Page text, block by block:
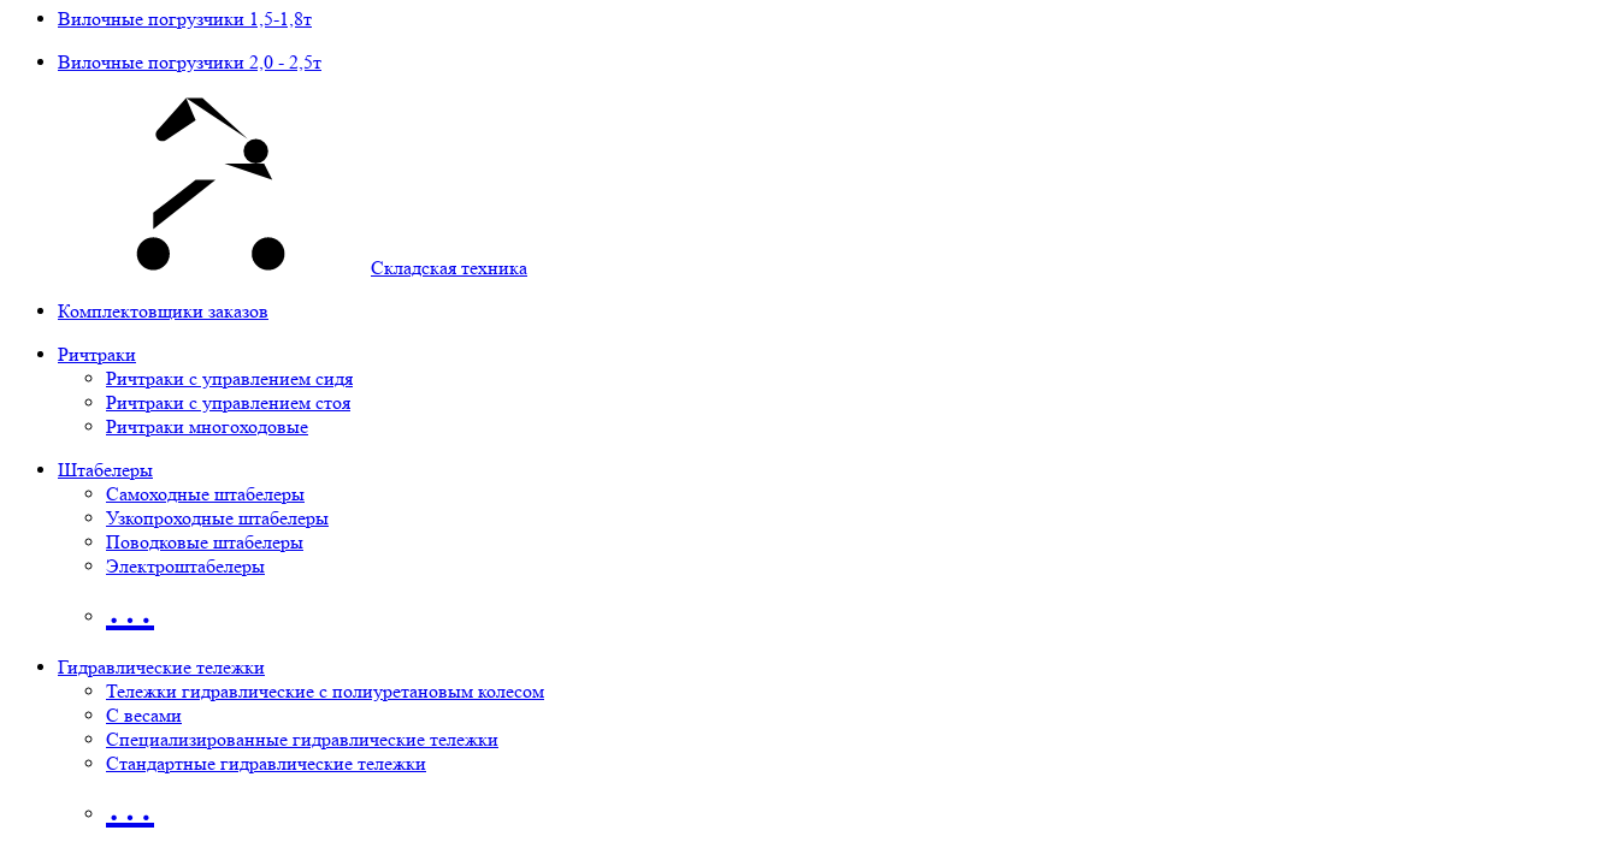
Вилочные погрузчики 1,5-1,8т
Вилочные погрузчики 2,0 - 2,5т
Складская техника
Комплектовщики заказов
Ричтраки
Ричтраки с управлением сидя
Ричтраки с управлением стоя
Ричтраки многоходовые
Штабелеры
Самоходные штабелеры
Узкопроходные штабелеры
Поводковые штабелеры
Электроштабелеры
…
Гидравлические тележки
Тележки гидравлические с полиуретановым колесом
С весами
Специализированные гидравлические тележки
Стандартные гидравлические тележки
…